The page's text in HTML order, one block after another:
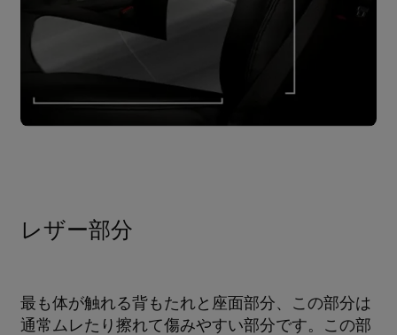
レザー部分
最も体が触れる背もたれと座面部分、この部分は
通常ムレたり擦れて傷みやすい部分です。この部